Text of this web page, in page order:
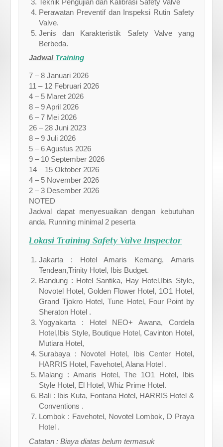
Perawatan Preventif dan Inspeksi Rutin Safety
Valve.
Jenis dan Karakteristik Safety Valve yang
Berbeda.
Jadwal Training
7 – 8 Januari 2026
11 – 12 Februari 2026
4 – 5 Maret 2026
8 – 9 April 2026
6 – 7 Mei 2026
26 – 28 Juni 2023
8 – 9 Juli 2026
5 – 6 Agustus 2026
9 – 10 September 2026
14 – 15 Oktober 2026
4 – 5 November 2026
2 – 3 Desember 2026
NOTED
Jadwal dapat menyesuaikan dengan kebutuhan
anda. Running minimal 2 peserta
Lokasi Training Safety Valve Inspector
Jakarta : Hotel Amaris Kemang, Amaris
Tendean,Trinity Hotel, Ibis Budget.
Bandung : Hotel Santika, Hay Hotel,Ibis Style,
Novotel Hotel, Golden Flower Hotel, 1O1 Hotel,
Grand Tjokro Hotel, Tune Hotel, Four Point by
Sheraton Hotel .
Yogyakarta : Hotel NEO+ Awana, Cordela
Hotel,Ibis Style, Boutique Hotel, Cavinton Hotel,
Mutiara Hotel,
Surabaya : Novotel Hotel, Ibis Center Hotel,
HARRIS Hotel, Favehotel, Alana Hotel .
Malang : Amaris Hotel, The 1O1 Hotel, Ibis
Style Hotel, El Hotel, Whiz Prime Hotel.
Bali : Ibis Kuta, Fontana Hotel, HARRIS Hotel &
Conventions .
Lombok : Favehotel, Novotel Lombok, D Praya
Hotel .
Catatan : Biaya diatas belum termasuk